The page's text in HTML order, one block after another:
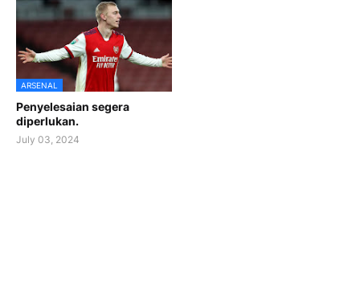
ARSENAL
Penyelesaian segera
diperlukan.
July 03, 2024